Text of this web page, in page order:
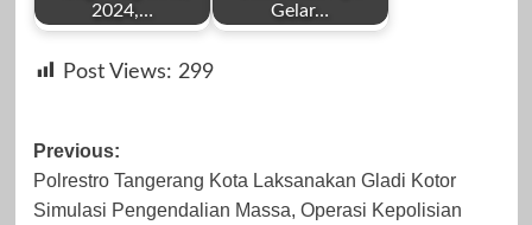
Desember 29,
Agustus 13, 2024
2024,…
Redaksi
Gelar…
Redaksi
Post Views: 299
Post
navigation
Previous:
Polrestro Tangerang Kota Laksanakan Gladi Kotor
Simulasi Pengendalian Massa, Operasi Kepolisian